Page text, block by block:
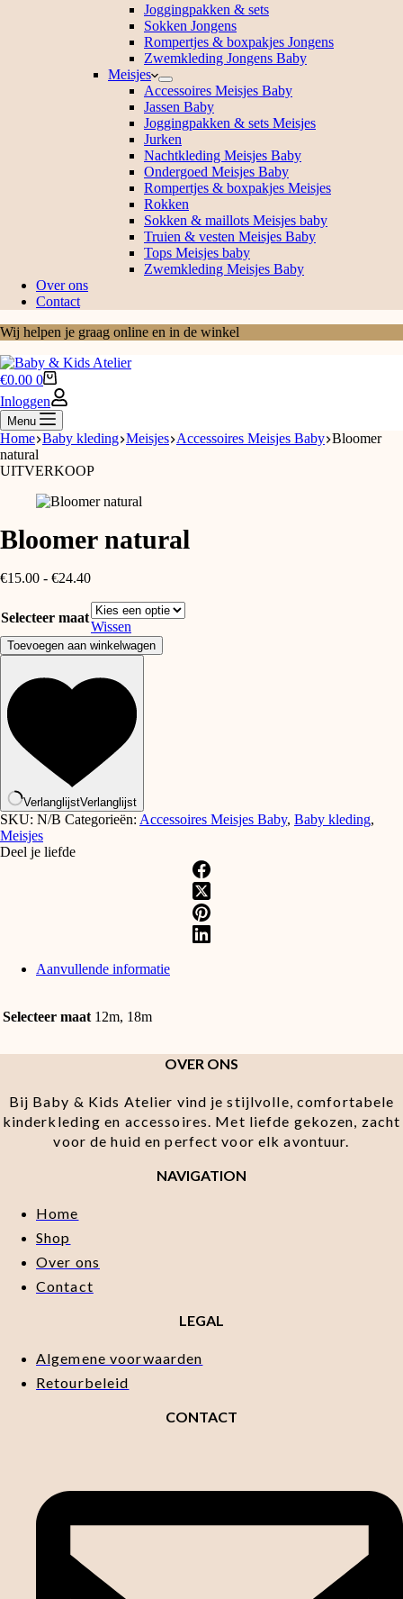
Joggingpakken & sets
Sokken Jongens
Rompertjes & boxpakjes Jongens
Zwemkleding Jongens Baby
Meisjes
Accessoires Meisjes Baby
Jassen Baby
Joggingpakken & sets Meisjes
Jurken
Nachtkleding Meisjes Baby
Ondergoed Meisjes Baby
Rompertjes & boxpakjes Meisjes
Rokken
Sokken & maillots Meisjes baby
Truien & vesten Meisjes Baby
Tops Meisjes baby
Zwemkleding Meisjes Baby
Over ons
Contact
Wij helpen je graag online en in de winkel
Winkelwagen
€0.00 0
Inloggen
Menu
Home Baby kleding Meisjes Accessoires Meisjes Baby Bloomer
natural
UITVERKOOP
Bloomer natural
€15.00 - €24.40Prijsklasse:
tot
€24.40
Selecteer maat
Wissen
Bloomer
natural
Toevoegen aan winkelwagen
VerlanglijstVerlanglijst
SKU: N/B Categorieën: Accessoires Meisjes Baby, Baby kleding,
Meisjes
Deel je liefde
Aanvullende informatie
Selecteer maat 12m, 18m
OVER ONS
Bij Baby & Kids Atelier vind je stijlvolle, comfortabele
kinderkleding en accessoires. Met liefde gekozen, zacht
voor de huid en perfect voor elk avontuur.
NAVIGATION
Home
Shop
Over ons
Contact
LEGAL
Algemene voorwaarden
Retourbeleid
CONTACT